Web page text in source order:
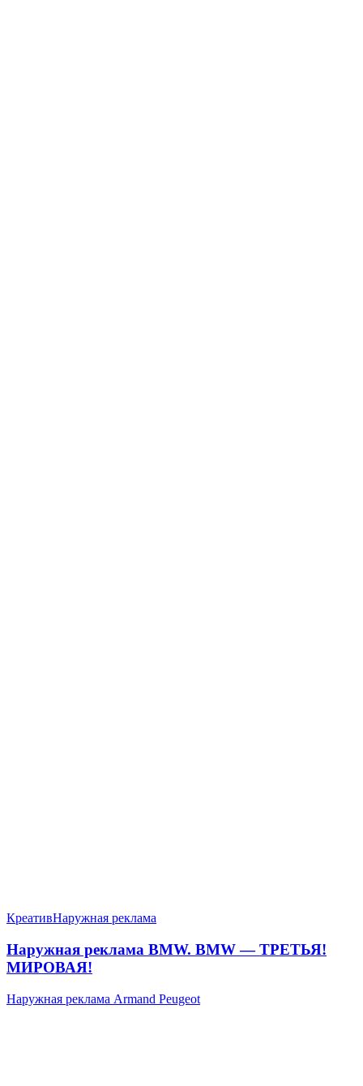
КреативНаружная реклама
Наружная реклама BMW. BMW — ТРЕТЬЯ!
МИРОВАЯ!
Наружная реклама Armand Peugeot